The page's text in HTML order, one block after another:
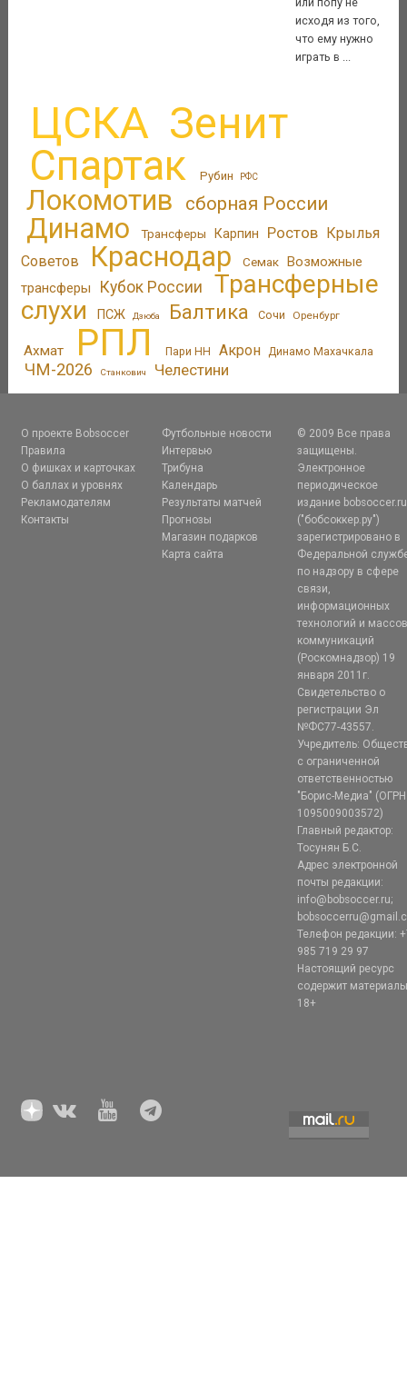
исходя из того,
что ему нужно
играть в ...
ЦСКА Зенит
Спартак Рубин РФС
Локомотив сборная России
Динамо Трансферы Карпин Ростов Крылья
Советов
Краснодар Семак Возможные
трансферы
Кубок России
Трансферные
слухи
ПСЖ Дзюба Балтика Сочи Оренбург
Ахмат РПЛ Пари НН Акрон Динамо Махачкала
ЧМ-2026 Станкович Челестини
О проекте Bobsoccer
Правила
О фишках и карточках
О баллах и уровнях
Рекламодателям
Контакты
Футбольные новости
Интервью
Трибуна
Календарь
Результаты матчей
Прогнозы
Магазин подарков
Карта сайта
© 2009 Все права
защищены.
Электронное
периодическое
издание bobsoccer.ru
("бобсоккер.ру")
зарегистрировано в
Федеральной
по надзору в сфере
связи,
информационных
технологий и
коммуникаций
(Роскомнадзор) 19
января 2011г.
Свидетельство о
регистрации Эл
№ФС77-43557.
Учредитель:
с ограниченной
ответственностью
"Борис-Медиа" (ОГРН
1095009003572)
Главный редактор:
Тосунян Б.С.
Адрес электронной
почты редакции:
info@bobsoccer.ru;
Телефон редакции:
985 719 29 97
Настоящий ресурс
содержит
18+